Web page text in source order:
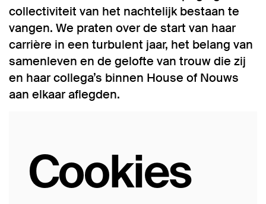
collectiviteit van het nachtelijk bestaan te
vangen. We praten over de start van haar
carrière in een turbulent jaar, het belang van
samenleven en de gelofte van trouw die zij
en haar collega’s binnen House of Nouws
aan elkaar aflegden.
Cookies